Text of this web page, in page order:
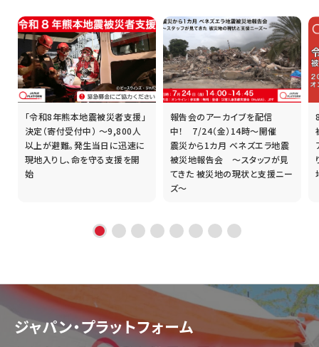
「令和8年熊本地震被災者支援」
決定（寄付受付中） ～9,800人
以上が避難。発生当日に迅速に
現地入りし、命を守る支援を開
始
報告会のアーカイブを配信
中！ 7/24（金）14時～開催
震災から1カ月 ベネズエラ地震
被災地報告会 ～スタッフが見
てきた 被災地の現状と支援ニー
ズ～
ジャパン・プラットフォーム